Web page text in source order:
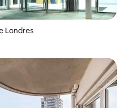
Londres